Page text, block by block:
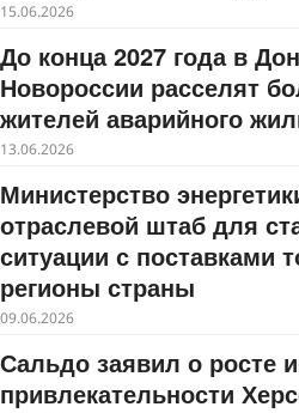
15.06.2026
До конца 2027 года в
Новороссии расселят
жителей аварийного
13.06.2026
Министерство
отраслевой штаб для
ситуации с поставками
регионы страны
09.06.2026
Сальдо заявил о росте
привлекательности